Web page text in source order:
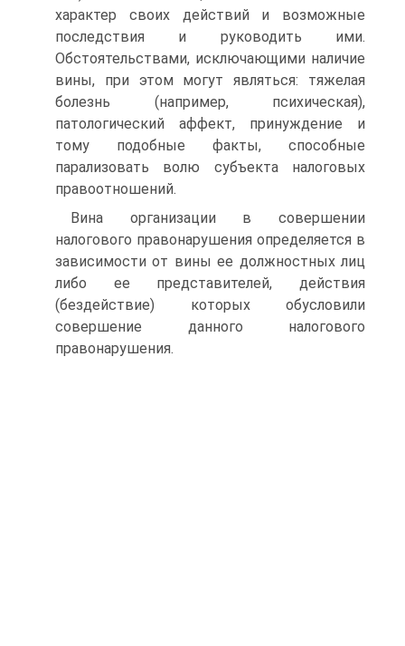
характер своих действий и возможные
последствия и руководить ими.
Обстоятельствами, исключающими наличие
вины, при этом могут являться: тяжелая
болезнь (например, психическая),
патологический аффект, принуждение и
тому подобные факты, способные
парализовать волю субъекта налоговых
правоотношений.
Вина организации в совершении
налогового правонарушения определяется в
зависимости от вины ее должностных лиц
либо ее представителей, действия
(бездействие) которых обусловили
совершение данного налогового
правонарушения.